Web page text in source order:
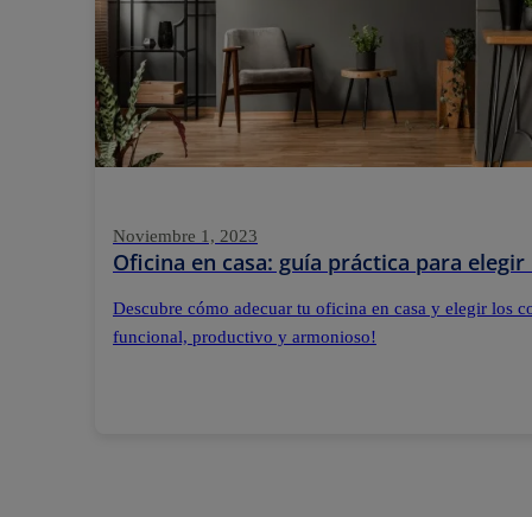
Noviembre 1, 2023
Oficina en casa: guía práctica para
Descubre cómo adecuar tu oficina en casa y elegir los
funcional, productivo y armonioso!